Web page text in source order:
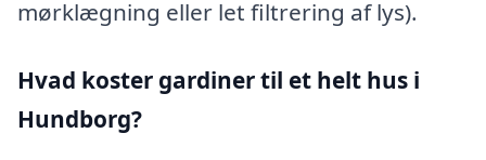
mørklægning eller let filtrering af lys).
Hvad koster gardiner til et helt hus i
Hundborg?